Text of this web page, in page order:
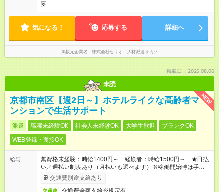
要
気になる！ 応募する 詳細へ
掲載元企業名 株式会社セリオ 人材派遣サカソ
掲載日：2026.08.06
未読
NEW
京都市南区【週2日～】ホテルライクな高齢者マ
ンションで生活サポート
派遣 職種未経験OK 社会人未経験OK 大学生歓迎
ブランクOK
WEB登録・面接OK
給与
無資格未経験：時給1400円～ 経験者：時給1500円～ ★日払
い／週払い制度あり（月払いも選べます）※稼働開始時は手続き
完了次第のお支払いとなります。
交通費別途支給あり
交通費 交通費全額支給※規定有